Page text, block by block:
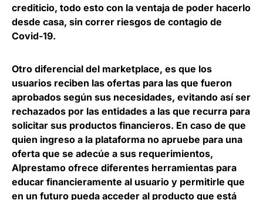
crediticio, todo esto con la ventaja de poder hacerlo
desde casa, sin correr riesgos de contagio de
Covid-19.
Otro diferencial del marketplace, es que los
usuarios reciben las ofertas para las que fueron
aprobados según sus necesidades, evitando así ser
rechazados por las entidades a las que recurra para
solicitar sus productos financieros. En caso de que
quien ingreso a la plataforma no apruebe para una
oferta que se adecúe a sus requerimientos,
Alprestamo ofrece diferentes herramientas para
educar financieramente al usuario y permitirle que
en un futuro pueda acceder al producto que está